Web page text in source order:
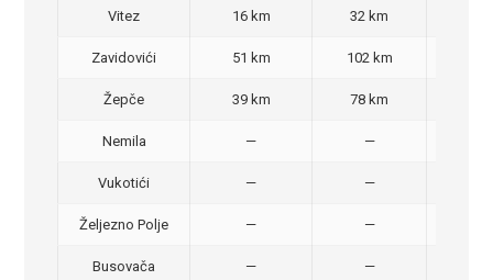
Vitez 16 km 32 km
Zavidovići 51 km 102 km
Žepče 39 km 78 km
Nemila — —
Vukotići — —
Željezno Polje — —
Busovača — —